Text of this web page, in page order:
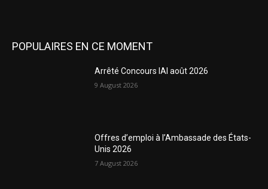
POPULAIRES EN CE MOMENT
Arrêté Concours IAI août 2026
9 August 2026
Offres d’emploi à l’Ambassade des États-
Unis 2026
7 August 2026